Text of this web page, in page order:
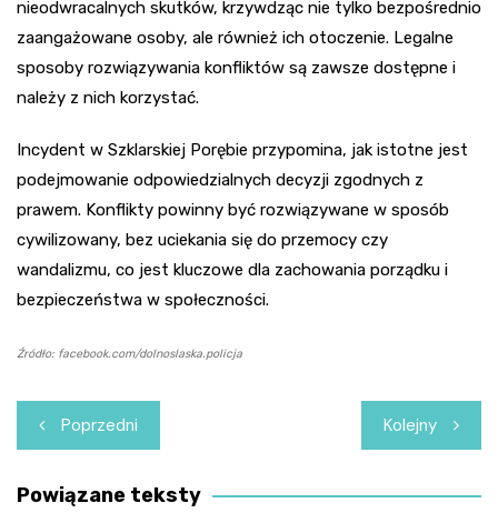
nieodwracalnych skutków, krzywdząc nie tylko bezpośrednio
zaangażowane osoby, ale również ich otoczenie. Legalne
sposoby rozwiązywania konfliktów są zawsze dostępne i
należy z nich korzystać.
Incydent w Szklarskiej Porębie przypomina, jak istotne jest
podejmowanie odpowiedzialnych decyzji zgodnych z
prawem. Konflikty powinny być rozwiązywane w sposób
cywilizowany, bez uciekania się do przemocy czy
wandalizmu, co jest kluczowe dla zachowania porządku i
bezpieczeństwa w społeczności.
Źródło: facebook.com/dolnoslaska.policja
Nawigacja
wpisu
Poprzedni Kolejny
Powiązane teksty